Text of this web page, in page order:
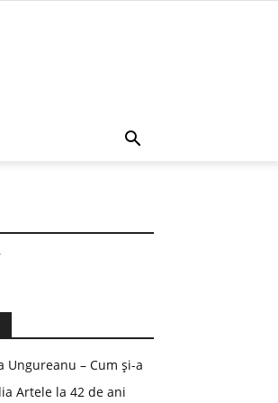
Ungureanu – Cum și-a
Artele la 42 de ani